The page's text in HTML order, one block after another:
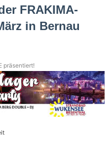
FRAKIMA-
in Bernau
präsentiert!